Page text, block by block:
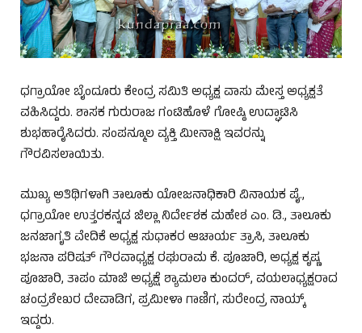
ಧಗ್ರಾಯೋ ಬೈಂದೂರು ಕೇಂದ್ರ ಸಮಿತಿ ಅಧ್ಯಕ್ಷ ವಾಸು ಮೇಸ್ತ ಅಧ್ಯಕ್ಷತೆ
ವಹಿಸಿದ್ದರು. ಶಾಸಕ ಗುರುರಾಜ ಗಂಟಿಹೊಳೆ ಗೋಷ್ಠಿ ಉದ್ಘಾಟಿಸಿ
ಶುಭಹಾರೈಸಿದರು. ಸಂಪನ್ಮೂಲ ವ್ಯಕ್ತಿ ಮೀನಾಕ್ಷಿ ಇವರನ್ನು
ಗೌರವಿಸಲಾಯಿತು.
ಮುಖ್ಯ ಅತಿಥಿಗಳಾಗಿ ತಾಲೂಕು ಯೋಜನಾಧಿಕಾರಿ ವಿನಾಯಕ ಪೈ.,
ಧಗ್ರಾಯೋ ಉತ್ತರಕನ್ನಡ ಜಿಲ್ಲಾ ನಿರ್ದೇಶಕ ಮಹೇಶ ಎಂ. ಡಿ., ತಾಲೂಕು
ಜನಜಾಗೃತಿ ವೇದಿಕೆ ಅಧ್ಯಕ್ಷ ಸುಧಾಕರ ಆಚಾರ್ಯ ತ್ರಾಸಿ, ತಾಲೂಕು
ಭಜನಾ ಪರಿಷತ್ ಗೌರವಾಧ್ಯಕ್ಷ ರಘುರಾಮ ಕೆ. ಪೂಜಾರಿ, ಅಧ್ಯಕ್ಷ ಕೃಷ್ಣ
ಪೂಜಾರಿ, ತಾಪಂ ಮಾಜಿ ಅಧ್ಯಕ್ಷೆ ಶ್ಯಾಮಲಾ ಕುಂದರ್, ವಯಲಾಧ್ಯಕ್ಷರಾದ
ಚಂದ್ರಶೇಖರ ದೇವಾಡಿಗ, ಪ್ರಮೀಳಾ ಗಾಣಿಗ, ಸುರೇಂದ್ರ ನಾಯ್ಕ್
ಇದ್ದರು.